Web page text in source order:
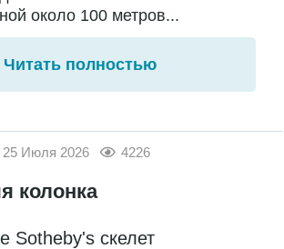
около 100 метров...
Читать полностью
25 Июля 2026 4226
колонка
Sotheby's скелет